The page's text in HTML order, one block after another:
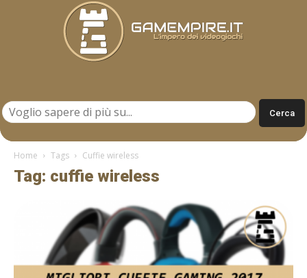
Home Tags Cuffie wireless
Tag: cuffie wireless